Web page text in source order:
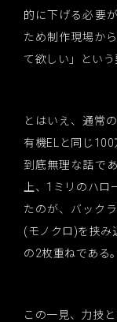
的に下げる必要
ため制作現場か
て欲しい」とい
とはいえ、通常
有機ELと同じ
到底無理な話で
上、1ミリのハ
たのが、バック
(モノクロ)を挟み
の2枚重ねである。
この一見、力技